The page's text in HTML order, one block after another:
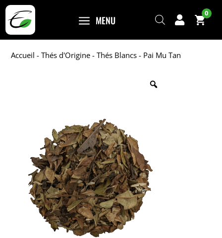
a MENU 
0
Accueil -Thés d'Origine -Thés Blancs - Pai Mu Tan